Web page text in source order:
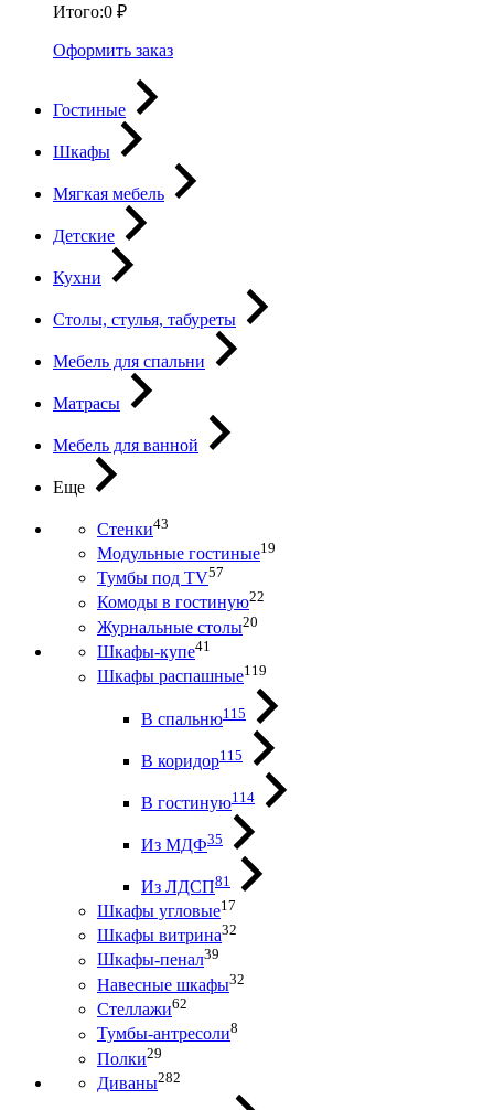
Итого:0 ₽
Оформить заказ
Гостиные
Шкафы
Мягкая мебель
Детские
Кухни
Столы, стулья, табуреты
Мебель для спальни
Матрасы
Мебель для ванной
Еще
Стенки43
Модульные гостиные19
Тумбы под ТV57
Комоды в гостиную22
Журнальные столы20
Шкафы-купе41
Шкафы распашные119
В спальню115
В коридор115
В гостиную114
Из МДФ35
Из ЛДСП81
Шкафы угловые17
Шкафы витрина32
Шкафы-пенал39
Навесные шкафы32
Стеллажи62
Тумбы-антресоли8
Полки29
Диваны282